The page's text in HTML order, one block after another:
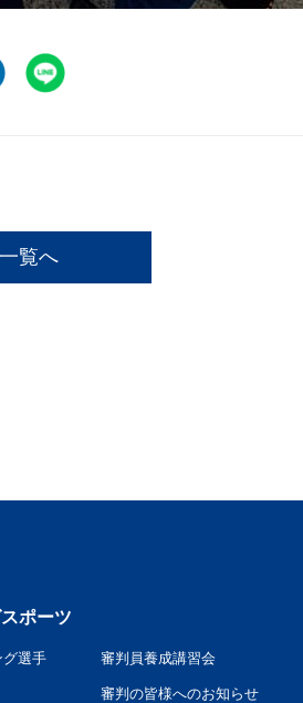
覧へ
ポーツ
グ選手
審判員養成講習会
審判の皆様へのお知らせ